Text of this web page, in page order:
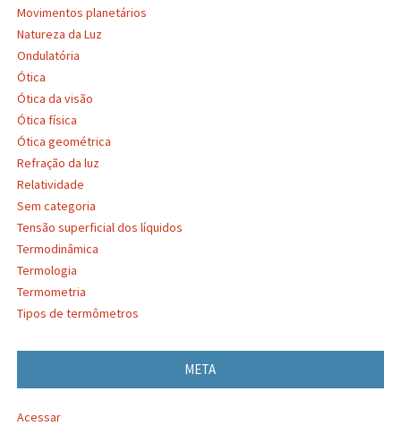
Movimentos planetários
Natureza da Luz
Ondulatória
Ótica
Ótica da visão
Ótica física
Ótica geométrica
Refração da luz
Relatividade
Sem categoria
Tensão superficial dos líquidos
Termodinâmica
Termologia
Termometria
Tipos de termômetros
META
Acessar